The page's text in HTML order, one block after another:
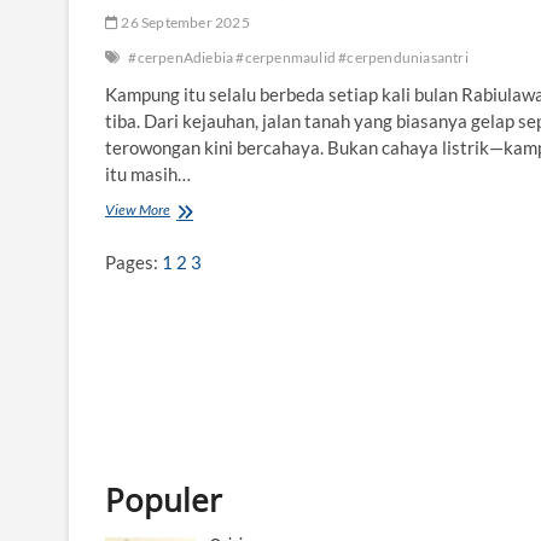
26 September 2025
#cerpenAdiebia #cerpenmaulid #cerpenduniasantri
Kampung itu selalu berbeda setiap kali bulan
tiba. Dari kejauhan, jalan tanah yang biasanya gelap
terowongan kini bercahaya. Bukan cahaya
itu masih…
View More
m
p
n
g
T
Pages: 1 2 3
Populer